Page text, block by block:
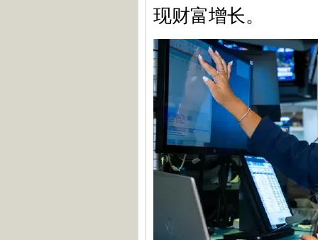
现财富增长。